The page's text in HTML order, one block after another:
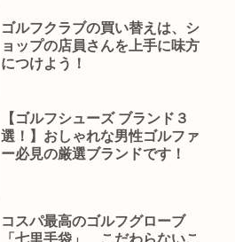
ゴルフクラブの買い替えは、シ
ョップの店員さんを上手に味方
につけよう！
【ゴルフシューズ ブランド３
選！】おしゃれな男性ゴルファ
ー必見の厳選ブランドです！
コスパ最高のゴルフグローブ